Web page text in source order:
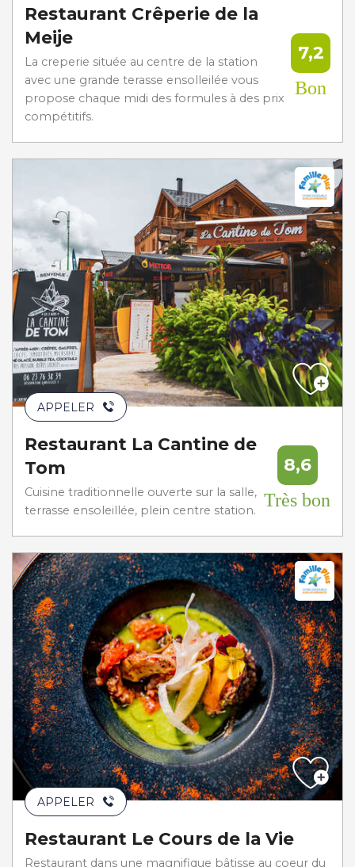
Restaurant Crêperie de la
Meije
La creperie située au centre de la station
avec une grande terasse ensolleilée vous
propose chaque midi des formules à des prix
compétitifs.
7,2
Bon
APPELER
Restaurant La Cantine de
Tom
Cuisine traditionnelle ouverte sur la salle,
terrasse ensoleillée, plein centre station.
8,6
Très bon
APPELER
Restaurant Le Cours de la Vie
Restaurant dans une magnifique bâtisse au coeur du